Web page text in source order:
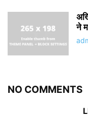
ने
NO COMMENTS